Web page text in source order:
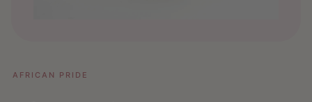
AFRICAN PRIDE